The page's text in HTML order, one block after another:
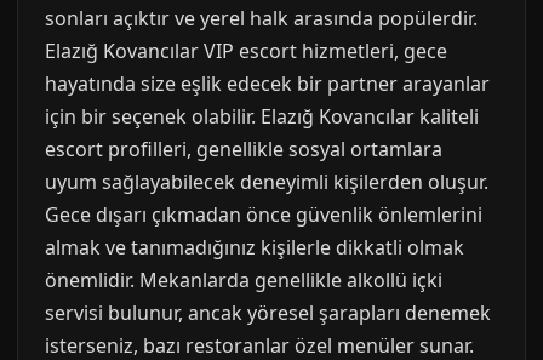
sonları açıktır ve yerel halk arasında popülerdir.
Elazığ Kovancılar VIP escort hizmetleri, gece
hayatında size eşlik edecek bir partner arayanlar
için bir seçenek olabilir. Elazığ Kovancılar kaliteli
escort profilleri, genellikle sosyal ortamlara
uyum sağlayabilecek deneyimli kişilerden oluşur.
Gece dışarı çıkmadan önce güvenlik önlemlerini
almak ve tanımadığınız kişilerle dikkatli olmak
önemlidir. Mekanlarda genellikle alkollü içki
servisi bulunur, ancak yöresel şarapları denemek
isterseniz, bazı restoranlar özel menüler sunar.